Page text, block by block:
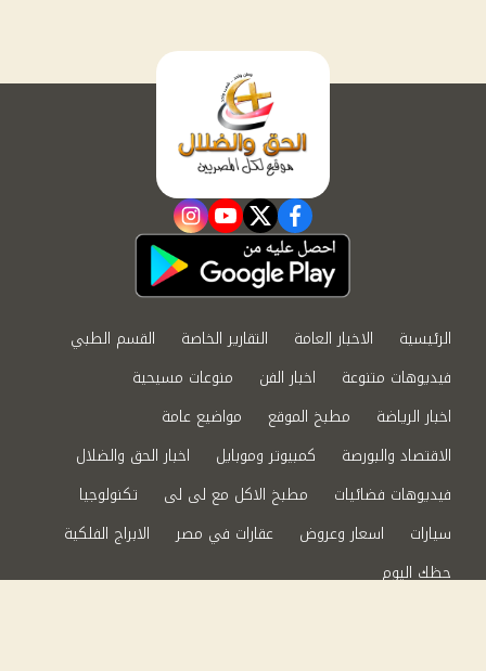
facebook
twitter
youtube
instagram
الرئيسية الاخبار العامة التقارير الخاصة
القسم الطبي
فيديوهات متنوعة
اخبار الفن
منوعات مسيحية
اخبار الرياضة
مطبخ الموقع
مواضيع عامة
الاقتصاد والبورصة
كمبيوتر وموبايل
اخبار الحق والضلال
فيديوهات فضائيات
مطبخ الاكل مع لى لى
تكنولوجيا
سيارات
اسعار وعروض عقارات في مصر
الابراج الفلكية
حظك اليوم